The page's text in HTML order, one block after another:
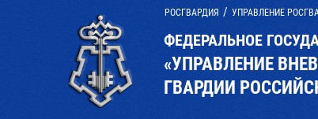
РОСГВАРДИЯ УПРАВЛЕНИЕ
ФЕДЕРАЛЬНОЕ
«УПРАВЛЕНИЕ
ГВАРДИИ